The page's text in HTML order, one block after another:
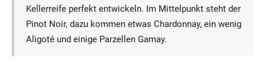
Kellerreife perfekt entwickeln. Im Mittelpunkt steht der
Pinot Noir, dazu kommen etwas Chardonnay, ein wenig
Aligoté und einige Parzellen Gamay.